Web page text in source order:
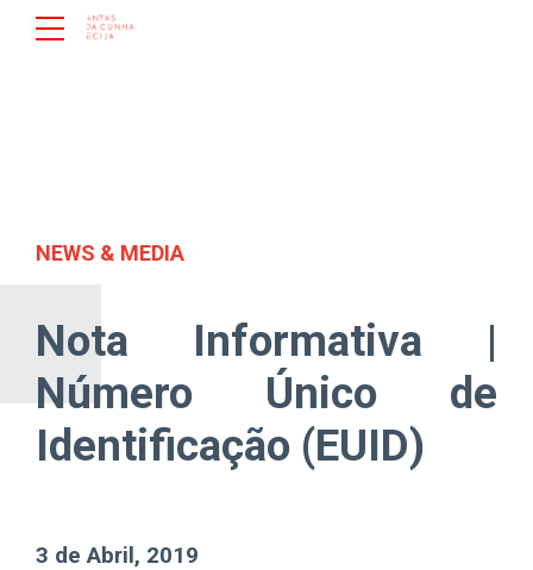
NEWS & MEDIA
Nota Informativa |
Número Único de
Identificação (EUID)
3 de Abril, 2019